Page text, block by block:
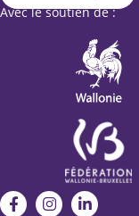
Avec le soutien de :